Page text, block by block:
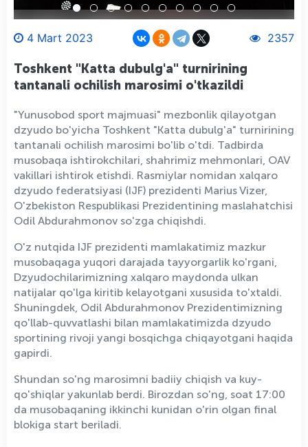
4 Mart 2023 2357
Toshkent "Katta dubulg'a" turnirining
tantanali ochilish marosimi o'tkazildi
"Yunusobod sport majmuasi" mezbonlik qilayotgan
dzyudo bo'yicha Toshkent "Katta dubulg'a" turnirining
tantanali ochilish marosimi bo'lib o'tdi. Tadbirda
musobaqa ishtirokchilari, shahrimiz mehmonlari, OAV
vakillari ishtirok etishdi. Rasmiylar nomidan xalqaro
dzyudo federatsiyasi (IJF) prezidenti Marius Vizer,
O'zbekiston Respublikasi Prezidentining maslahatchisi
Odil Abdurahmonov so'zga chiqishdi.
O'z nutqida IJF prezidenti mamlakatimiz mazkur
musobaqaga yuqori darajada tayyorgarlik ko'rgani,
Dzyudochilarimizning xalqaro maydonda ulkan
natijalar qo'lga kiritib kelayotgani xususida to'xtaldi.
Shuningdek, Odil Abdurahmonov Prezidentimizning
qo'llab-quvvatlashi bilan mamlakatimizda dzyudo
sportining rivoji yangi bosqichga chiqayotgani haqida
gapirdi.
Shundan so'ng marosimni badiiy chiqish va kuy-
qo'shiqlar yakunlab berdi. Birozdan so'ng, soat 17:00
da musobaqaning ikkinchi kunidan o'rin olgan final
blokiga start beriladi.